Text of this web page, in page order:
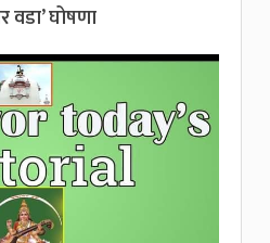
वडा’ घोषणा